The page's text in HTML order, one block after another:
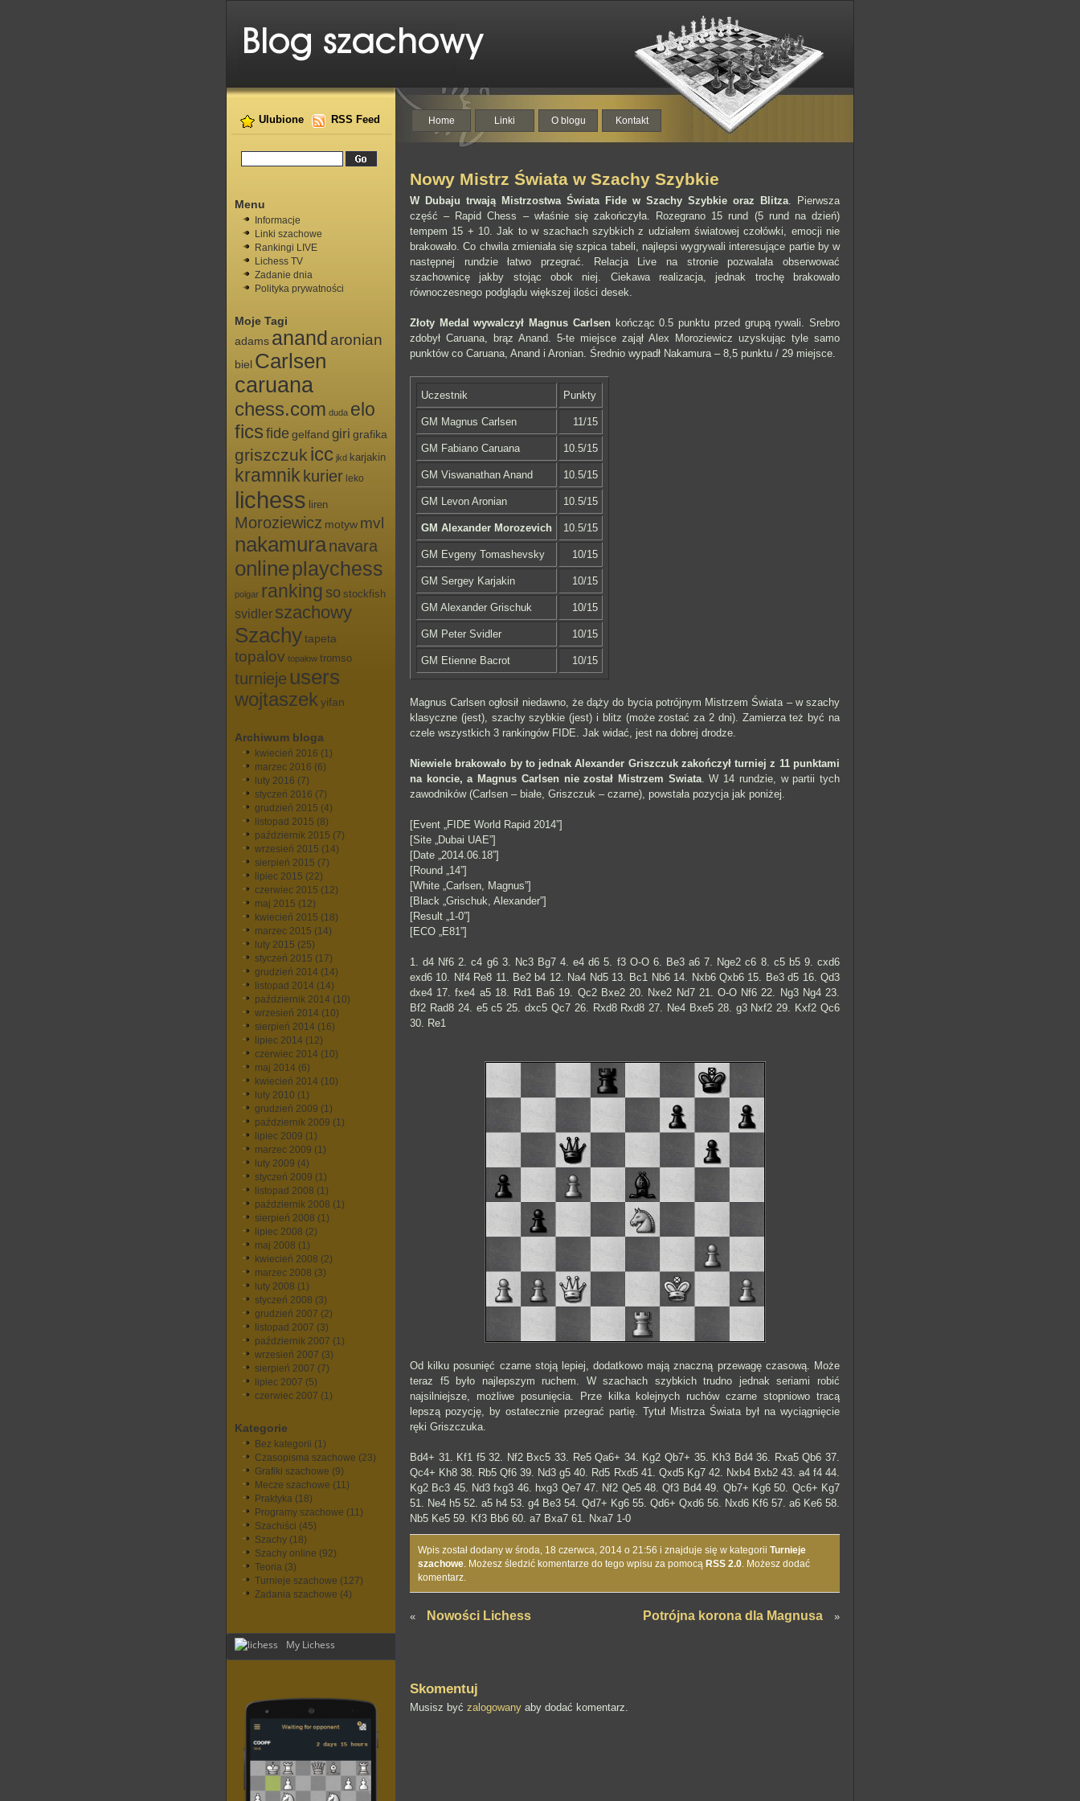
Home Linki O blogu Kontakt
Ulubione RSS Feed
Menu
Informacje
Linki szachowe
Rankingi LIVE
Lichess TV
Zadanie dnia
Polityka prywatności
Moje Tagi
adams anand aronian
biel Carlsen
caruana
chess.com duda elo
fics fide gelfand giri grafika
griszczuk icc jkd karjakin
kramnik kurier leko
lichess liren
Moroziewicz motyw mvl
nakamuranavara
onlineplaychess
polgar ranking so stockfish
svidler szachowy
Szachytapeta
topalov topałow tromso
turnieje users
wojtaszek yifan
Archiwum bloga
kwiecień 2016 (1)
marzec 2016 (6)
luty 2016 (7)
styczeń 2016 (7)
grudzień 2015 (4)
listopad 2015 (8)
październik 2015 (7)
wrzesień 2015 (14)
sierpień 2015 (7)
lipiec 2015 (22)
czerwiec 2015 (12)
maj 2015 (12)
kwiecień 2015 (18)
marzec 2015 (14)
luty 2015 (25)
styczeń 2015 (17)
grudzień 2014 (14)
listopad 2014 (14)
październik 2014 (10)
wrzesień 2014 (10)
sierpień 2014 (16)
lipiec 2014 (12)
czerwiec 2014 (10)
maj 2014 (6)
kwiecień 2014 (10)
luty 2010 (1)
grudzień 2009 (1)
październik 2009 (1)
lipiec 2009 (1)
marzec 2009 (1)
luty 2009 (4)
styczeń 2009 (1)
listopad 2008 (1)
październik 2008 (1)
sierpień 2008 (1)
lipiec 2008 (2)
maj 2008 (1)
kwiecień 2008 (2)
marzec 2008 (3)
luty 2008 (1)
styczeń 2008 (3)
grudzień 2007 (2)
listopad 2007 (3)
październik 2007 (1)
wrzesień 2007 (3)
sierpień 2007 (7)
lipiec 2007 (5)
czerwiec 2007 (1)
Kategorie
Bez kategorii (1)
Czasopisma szachowe (23)
Grafiki szachowe (9)
Mecze szachowe (11)
Praktyka (18)
Programy szachowe (11)
Szachiści (45)
Szachy (18)
Szachy online (92)
Teoria (3)
Turnieje szachowe (127)
Zadania szachowe (4)
My Lichess
Nowy Mistrz Świata w Szachy Szybkie
W Dubaju trwają Mistrzostwa Świata Fide w Szachy Szybkie oraz Blitza. Pierwsza
część – Rapid Chess – właśnie się zakończyła. Rozegrano 15 rund (5 rund na dzień)
tempem 15 + 10. Jak to w szachach szybkich z udziałem światowej czołówki, emocji nie
brakowało. Co chwila zmieniała się szpica tabeli, najlepsi wygrywali interesujące partie by w
następnej rundzie łatwo przegrać. Relacja Live na stronie pozwalała obserwować
szachownicę jakby stojąc obok niej. Ciekawa realizacja, jednak trochę brakowało
równoczesnego podglądu większej ilości desek.
Złoty Medal wywalczył Magnus Carlsenkończąc 0.5 punktu przed grupą rywali. Srebro
zdobył Caruana, brąz Anand. 5-te miejsce zajął Alex Moroziewicz uzyskując tyle samo
punktów co Caruana, Anand i Aronian. Średnio wypadł Nakamura – 8,5 punktu / 29 miejsce.
Uczestnik Punkty
GM Magnus Carlsen 11/15
GM Fabiano Caruana 10.5/15
GM Viswanathan Anand 10.5/15
GM Levon Aronian 10.5/15
GM Alexander Morozevich 10.5/15
GM Evgeny Tomashevsky 10/15
GM Sergey Karjakin 10/15
GM Alexander Grischuk 10/15
GM Peter Svidler 10/15
GM Etienne Bacrot 10/15
Magnus Carlsen ogłosił niedawno, że dąży do bycia potrójnym Mistrzem Świata – w szachy
klasyczne (jest), szachy szybkie (jest) i blitz (może zostać za 2 dni). Zamierza też być na
czele wszystkich 3 rankingów FIDE. Jak widać, jest na dobrej drodze.
Niewiele brakowało by to jednak Alexander Griszczuk zakończył turniej z 11 punktami
na koncie, a Magnus Carlsen nie został Mistrzem Swiata. W 14 rundzie, w partii tych
zawodników (Carlsen – białe, Griszczuk – czarne), powstała pozycja jak poniżej.
[Event „FIDE World Rapid 2014”]
[Site „Dubai UAE”]
[Date „2014.06.18”]
[Round „14”]
[White „Carlsen, Magnus”]
[Black „Grischuk, Alexander”]
[Result „1-0”]
[ECO „E81”]
1. d4 Nf6 2. c4 g6 3. Nc3 Bg7 4. e4 d6 5. f3 O-O 6. Be3 a6 7. Nge2 c6 8. c5 b5 9. cxd6
exd6 10. Nf4 Re8 11. Be2 b4 12. Na4 Nd5 13. Bc1 Nb6 14. Nxb6 Qxb6 15. Be3 d5 16. Qd3
dxe4 17. fxe4 a5 18. Rd1 Ba6 19. Qc2 Bxe2 20. Nxe2 Nd7 21. O-O Nf6 22. Ng3 Ng4 23.
Bf2 Rad8 24. e5 c5 25. dxc5 Qc7 26. Rxd8 Rxd8 27. Ne4 Bxe5 28. g3 Nxf2 29. Kxf2 Qc6
30. Re1
Od kilku posunięć czarne stoją lepiej, dodatkowo mają znaczną przewagę czasową. Może
teraz f5 było najlepszym ruchem. W szachach szybkich trudno jednak seriami robić
najsilniejsze, możliwe posunięcia. Prze kilka kolejnych ruchów czarne stopniowo tracą
lepszą pozycję, by ostatecznie przegrać partię. Tytuł Mistrza Świata był na wyciągnięcie
ręki Griszczuka.
Bd4+ 31. Kf1 f5 32. Nf2 Bxc5 33. Re5 Qa6+ 34. Kg2 Qb7+ 35. Kh3 Bd4 36. Rxa5 Qb6 37.
Qc4+ Kh8 38. Rb5 Qf6 39. Nd3 g5 40. Rd5 Rxd5 41. Qxd5 Kg7 42. Nxb4 Bxb2 43. a4 f4 44.
Kg2 Bc3 45. Nd3 fxg3 46. hxg3 Qe7 47. Nf2 Qe5 48. Qf3 Bd4 49. Qb7+ Kg6 50. Qc6+ Kg7
51. Ne4 h5 52. a5 h4 53. g4 Be3 54. Qd7+ Kg6 55. Qd6+ Qxd6 56. Nxd6 Kf6 57. a6 Ke6 58.
Nb5 Ke5 59. Kf3 Bb6 60. a7 Bxa7 61. Nxa7 1-0
Wpis został dodany w środa, 18 czerwca, 2014 o 21:56 i znajduje się w kategorii Turnieje
szachowe . Możesz śledzić komentarze do tego wpisu za pomocą RSS 2.0 . Możesz dodać
komentarz.
« Nowości Lichess Potrójna korona dla Magnusa »
Skomentuj
Musisz być zalogowany aby dodać komentarz.